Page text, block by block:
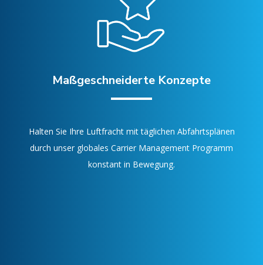
Maßgeschneiderte Konzepte
Halten Sie Ihre Luftfracht mit täglichen Abfahrtsplänen
durch unser globales Carrier Management Programm
konstant in Bewegung.